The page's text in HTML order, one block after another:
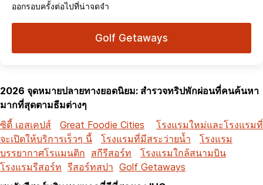
ออกรอบครั้งต่อไปที่น่าจดจำ
Golf Getaways
2026 จุดหมายปลายทางยอดนิยม: สำรวจทริปพักผ่อนที่คนค้นหา
มากที่สุดตามธีมต่างๆ
ซิตี้ เอสเคปส์
Great Foodie Cities
โรงแรมใหม่และโรงแรมที่
จะเปิดให้บริการเร็วๆ นี้
โรงแรมที่มีสระว่ายน้ำ
โรงแรม
บรรยากาศโรแมนติก สกีรีสอร์ท
โรงแรมใกล้สนามบิน
โรงแรมรีสอร์ท รีสอร์ทสปา Golf Getaways